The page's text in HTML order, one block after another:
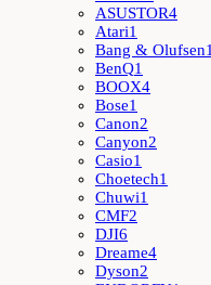
ASUSTOR4
Atari1
Bang & Olufsen
BenQ1
BOOX4
Bose1
Canon2
Canyon2
Casio1
Choetech1
Chuwi1
CMF2
DJI6
Dreame4
Dyson2